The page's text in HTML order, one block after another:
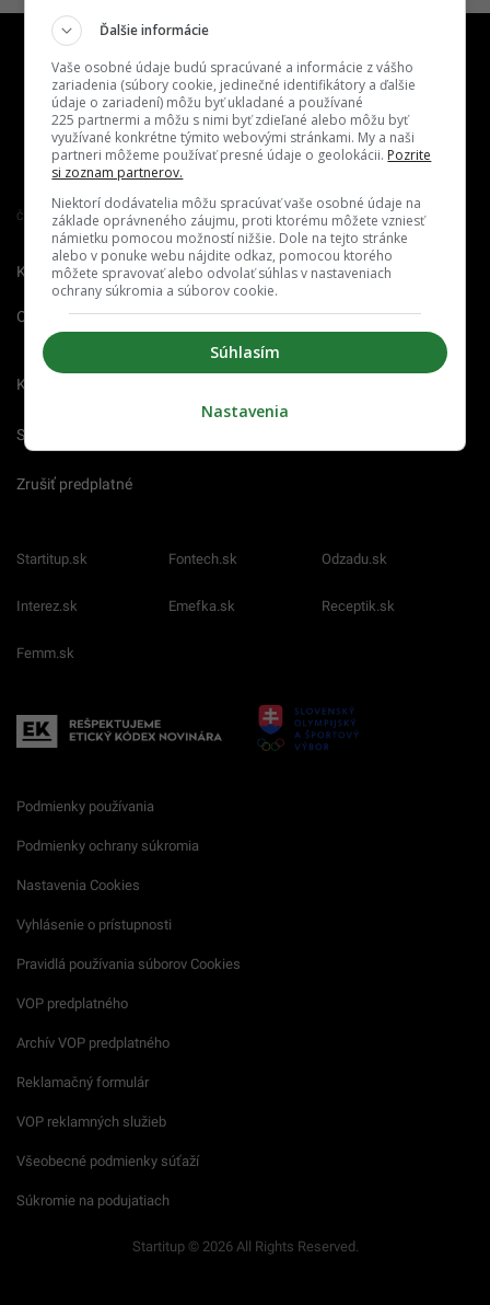
Člen združenia IAB Slovakia
Kontakt Inzercia Cenník
O nás Redakcia
Nahlásiť
Kariéra
Spravovať notifikácie
Zrušiť predplatné
Startitup.sk Fontech.sk Odzadu.sk
Interez.sk Emefka.sk Receptik.sk
Femm.sk
Podmienky používania
Podmienky ochrany súkromia
Nastavenia Cookies
Vyhlásenie o prístupnosti
Pravidlá používania súborov Cookies
VOP predplatného
Archív VOP predplatného
Reklamačný formulár
VOP reklamných služieb
Všeobecné podmienky súťaží
Súkromie na podujatiach
Startitup © 2026 All Rights Reserved.
Ďalšie informácie
Vaše osobné údaje budú spracúvané a informácie z vášho
zariadenia (súbory cookie, jedinečné identifikátory a ďalšie
údaje o zariadení) môžu byť ukladané a používané
225 partnermi a môžu s nimi byť zdieľané alebo môžu byť
využívané konkrétne týmito webovými stránkami. My a naši
partneri môžeme používať presné údaje o geolokácii. Pozrite
si zoznam partnerov.
Niektorí dodávatelia môžu spracúvať vaše osobné údaje na
základe oprávneného záujmu, proti ktorému môžete vzniesť
námietku pomocou možností nižšie. Dole na tejto stránke
alebo v ponuke webu nájdite odkaz, pomocou ktorého
môžete spravovať alebo odvolať súhlas v nastaveniach
ochrany súkromia a súborov cookie.
Súhlasím
Nastavenia